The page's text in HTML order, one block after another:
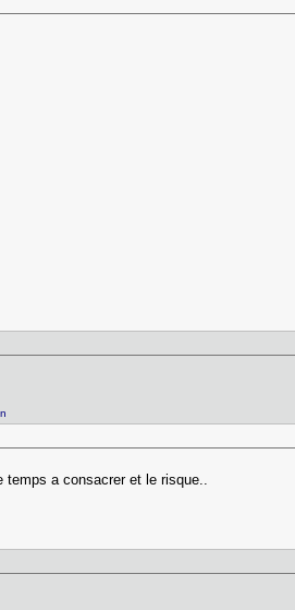
temps a consacrer et le risque..